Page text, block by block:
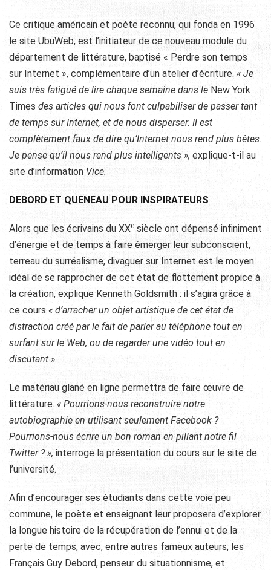
Ce critique américain et poète reconnu, qui fonda en 1996
le site UbuWeb, est l’initiateur de ce nouveau module du
département de littérature, baptisé « Perdre son temps
sur Internet », complémentaire d’un atelier d’écriture. « Je
suis très fatigué de lire chaque semaine dans le New York
Times des articles qui nous font culpabiliser de passer tant
de temps sur Internet, et de nous disperser. Il est
complètement faux de dire qu’Internet nous rend plus bêtes.
Je pense qu’il nous rend plus intelligents », explique-t-il au
site d’information Vice.
DEBORD ET QUENEAU POUR INSPIRATEURS
Alors que les écrivains du XXe siècle ont dépensé infiniment
d’énergie et de temps à faire émerger leur subconscient,
terreau du surréalisme, divaguer sur Internet est le moyen
idéal de se rapprocher de cet état de flottement propice à
la création, explique Kenneth Goldsmith : il s’agira grâce à
ce cours « d’arracher un objet artistique de cet état de
distraction créé par le fait de parler au téléphone tout en
surfant sur le Web, ou de regarder une vidéo tout en
discutant ».
Le matériau glané en ligne permettra de faire œuvre de
littérature. « Pourrions-nous reconstruire notre
autobiographie en utilisant seulement Facebook ?
Pourrions-nous écrire un bon roman en pillant notre fil
Twitter ? », interroge la présentation du cours sur le site de
l’université.
Afin d’encourager ses étudiants dans cette voie peu
commune, le poète et enseignant leur proposera d’explorer
la longue histoire de la récupération de l’ennui et de la
perte de temps, avec, entre autres fameux auteurs, les
Français Guy Debord, penseur du situationnisme, et